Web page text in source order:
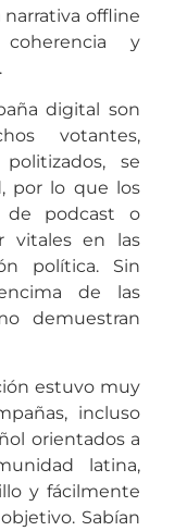
offline
y
digital son
votantes,
se
por lo que los
de podcast o
vitales en las
política. Sin
de las
demuestran
estuvo muy
incluso
orientados a
latina,
y fácilmente
Sabían